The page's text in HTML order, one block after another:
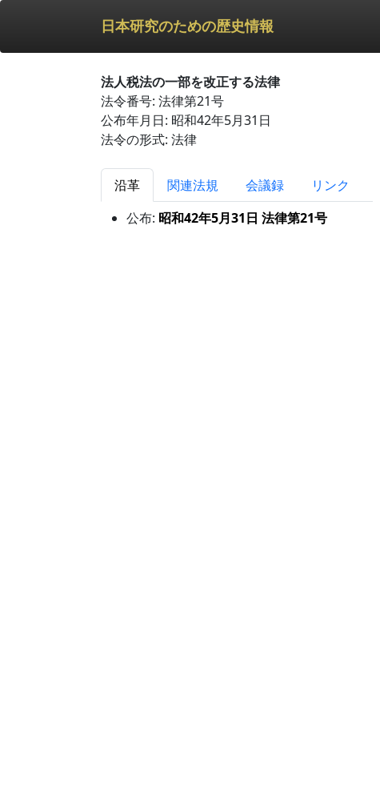
日本研究のための歴史情報
法人税法の一部を改正する法律
法令番号: 法律第21号
公布年月日: 昭和42年5月31日
法令の形式: 法律
沿革 関連法規 会議録
リンク
公布: 昭和42年5月31日 法律第21号